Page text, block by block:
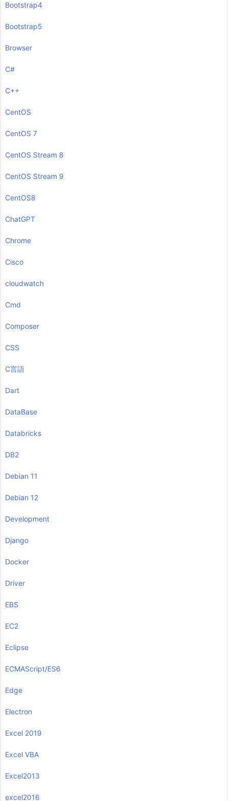
Bootstrap4
Bootstrap5
Browser
C#
C++
CentOS
CentOS 7
CentOS Stream 8
CentOS Stream 9
CentOS8
ChatGPT
Chrome
Cisco
cloudwatch
Cmd
Composer
CSS
C言語
Dart
DataBase
Databricks
DB2
Debian 11
Debian 12
Development
Django
Docker
Driver
EBS
EC2
Eclipse
ECMAScript/ES6
Edge
Electron
Excel 2019
Excel VBA
Excel2013
excel2016